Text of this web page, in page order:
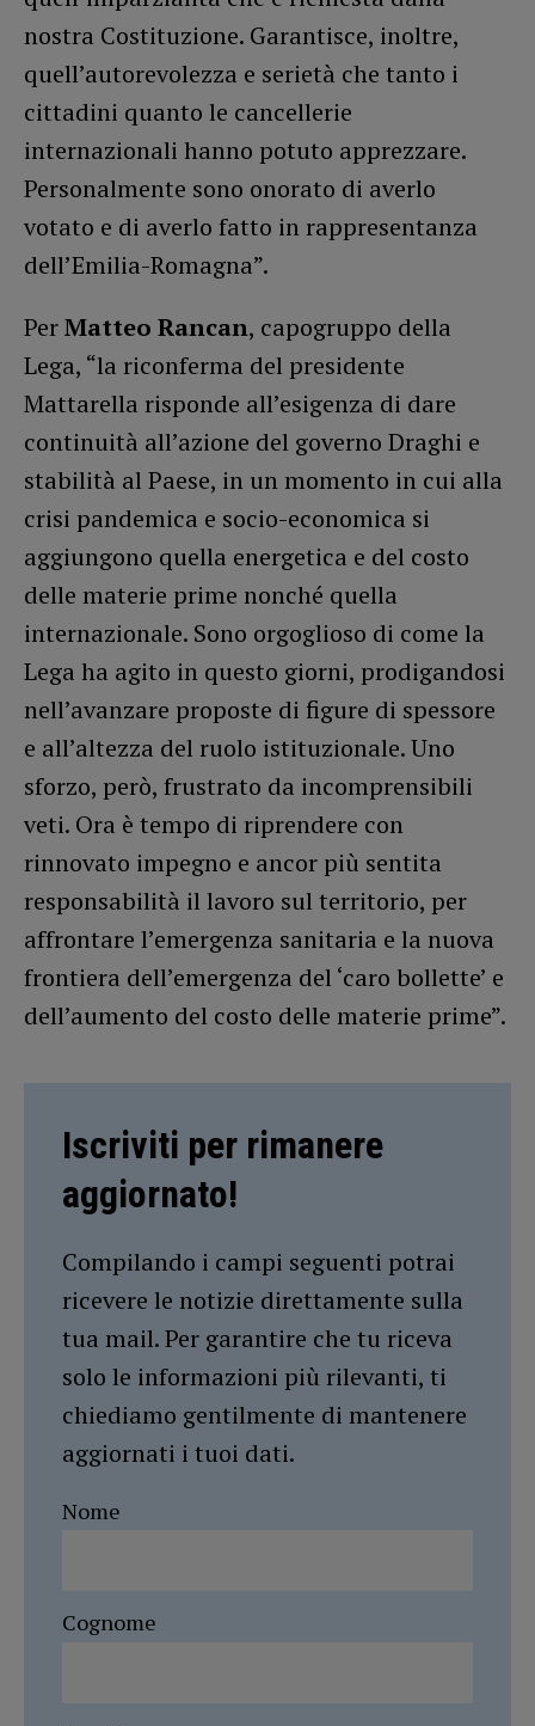
nostra Costituzione. Garantisce, inoltre,
quell’autorevolezza e serietà che tanto i
cittadini quanto le cancellerie
internazionali hanno potuto apprezzare.
Personalmente sono onorato di averlo
votato e di averlo fatto in rappresentanza
dell’Emilia-Romagna”.
PerMatteo Rancan, capogruppo della
Lega, “la riconferma del presidente
Mattarella risponde all’esigenza di dare
continuità all’azione del governo Draghi e
stabilità al Paese, in un momento in cui alla
crisi pandemica e socio-economica si
aggiungono quella energetica e del costo
delle materie prime nonché quella
internazionale. Sono orgoglioso di come la
Lega ha agito in questo giorni, prodigandosi
nell’avanzare proposte di figure di spessore
e all’altezza del ruolo istituzionale. Uno
sforzo, però, frustrato da incomprensibili
veti. Ora è tempo di riprendere con
rinnovato impegno e ancor più sentita
responsabilità il lavoro sul territorio, per
affrontare l’emergenza sanitaria e la nuova
frontiera dell’emergenza del ‘caro bollette’ e
dell’aumento del costo delle materie prime”.
Iscriviti per rimanere
aggiornato!
Compilando i campi seguenti potrai
ricevere le notizie direttamente sulla
tua mail. Per garantire che tu riceva
solo le informazioni più rilevanti, ti
chiediamo gentilmente di mantenere
aggiornati i tuoi dati.
Nome
Cognome